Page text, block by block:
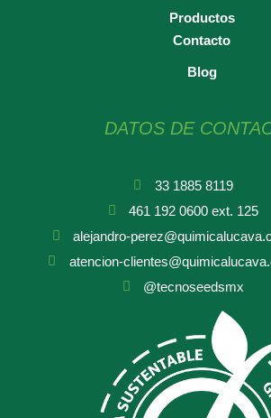
Productos
Contacto
Blog
DATOS DE
33 1885 8119
461 192 0600 ext. 125
alejandro-
atencion-
@tecnoseedsmx